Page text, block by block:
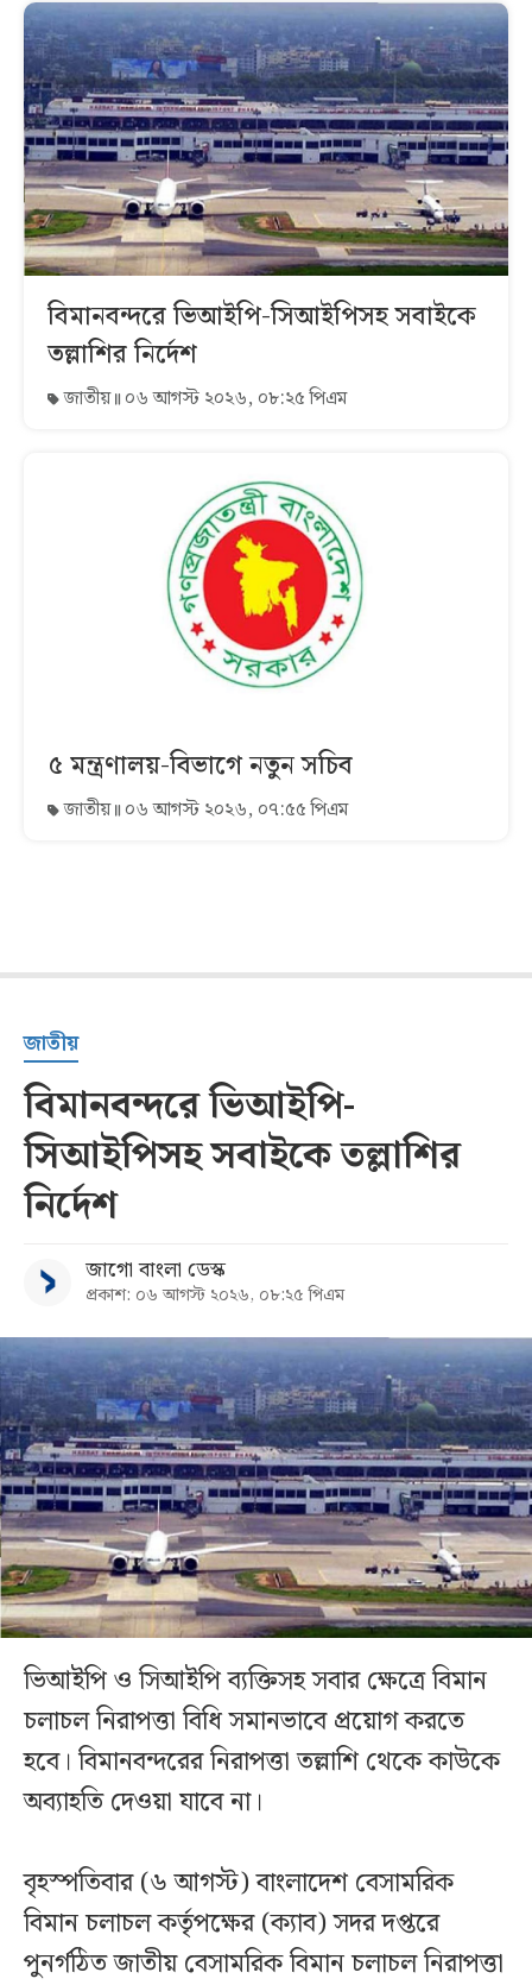
বিমানবন্দরে ভিআইপি-সিআইপিসহ সবাইকে
তল্লাশির নির্দেশ
জাতীয় ০৬ আগস্ট ২০২৬, ০৮:২৫ পিএম
৫ মন্ত্রণালয়-বিভাগে নতুন সচিব
জাতীয় ০৬ আগস্ট ২০২৬, ০৭:৫৫ পিএম
জাতীয়
বিমানবন্দরে ভিআইপি-
সিআইপিসহ সবাইকে তল্লাশির
নির্দেশ
জাগো বাংলা ডেস্ক
প্রকাশ: ০৬ আগস্ট ২০২৬, ০৮:২৫ পিএম
ভিআইপি ও সিআইপি ব্যক্তিসহ সবার ক্ষেত্রে বিমান
চলাচল নিরাপত্তা বিধি সমানভাবে প্রয়োগ করতে
হবে। বিমানবন্দরের নিরাপত্তা তল্লাশি থেকে কাউকে
অব্যাহতি দেওয়া যাবে না।
বৃহস্পতিবার (৬ আগস্ট) বাংলাদেশ বেসামরিক
বিমান চলাচল কর্তৃপক্ষের (ক্যাব) সদর দপ্তরে
পুনর্গঠিত জাতীয় বেসামরিক বিমান চলাচল নিরাপত্তা